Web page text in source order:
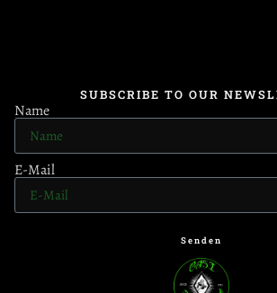
SUBSCRIBE TO OUR
Name
E-Mail
Senden